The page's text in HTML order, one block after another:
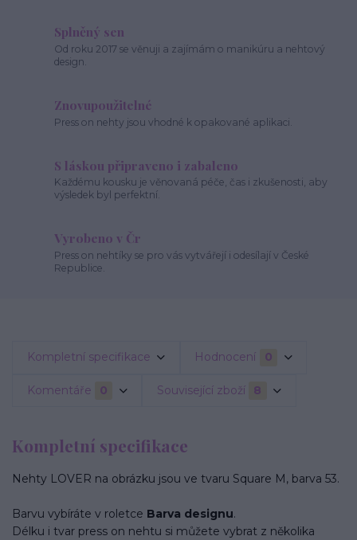
Splněný sen
Od roku 2017 se věnuji a zajímám o manikúru a nehtový
design.
Znovupoužitelné
Press on nehty jsou vhodné k opakované aplikaci.
S láskou připraveno i zabaleno
Každému kousku je věnovaná péče, čas i zkušenosti, aby
výsledek byl perfektní.
Vyrobeno v Čr
Press on nehtíky se pro vás vytvářejí i odesílají v České
Republice.
Kompletní specifikace Hodnocení 0
Komentáře 0 Související zboží 8
Kompletní specifikace
Nehty LOVER na obrázku jsou ve tvaru Square M, barva 53.
Barvu vybíráte v roletce Barva designu.
Délku i tvar press on nehtu si můžete vybrat z několika